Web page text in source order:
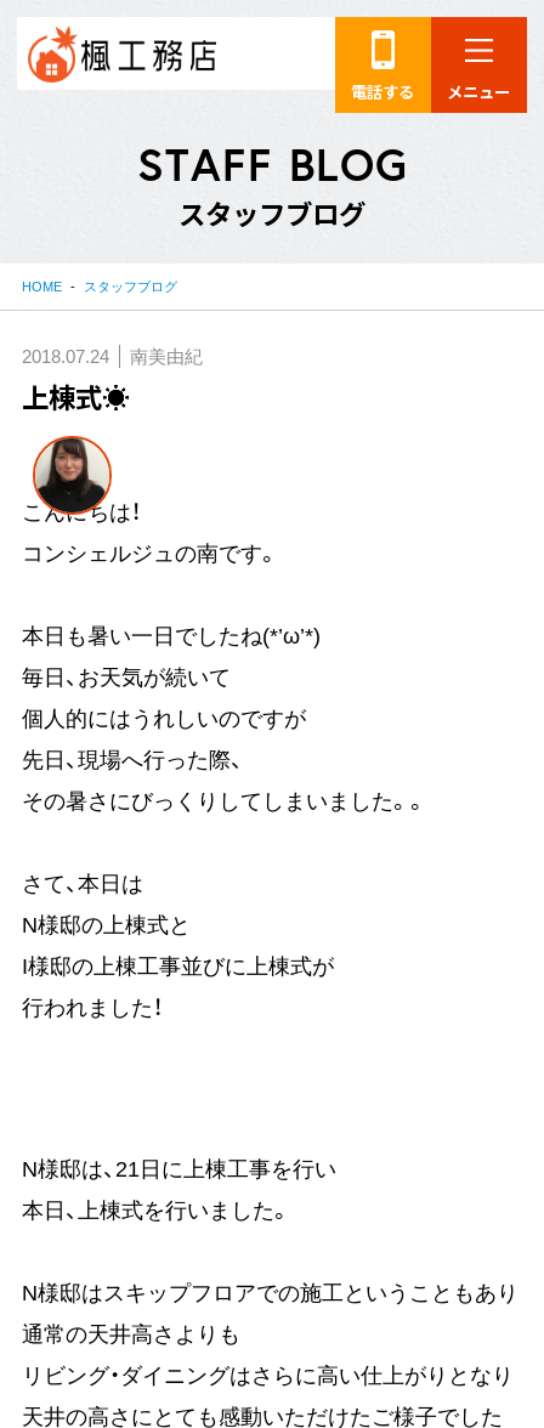
電話する メニュー
STAFF BLOG
スタッフブログ
HOME スタッフブログ
2018.07.24 南美由紀
上棟式☀
こんにちは！
コンシェルジュの南です。
本日も暑い一日でしたね(*’ω’*)
毎日、お天気が続いて
個人的にはうれしいのですが
先日、現場へ行った際、
その暑さにびっくりしてしまいました。。
さて、本日は
N様邸の上棟式と
I様邸の上棟工事並びに上棟式が
行われました！
N様邸は、21日に上棟工事を行い
本日、上棟式を行いました。
N様邸はスキップフロアでの施工ということもあり
通常の天井高さよりも
リビング・ダイニングはさらに高い仕上がりとなり
天井の高さにとても感動いただけたご様子でした